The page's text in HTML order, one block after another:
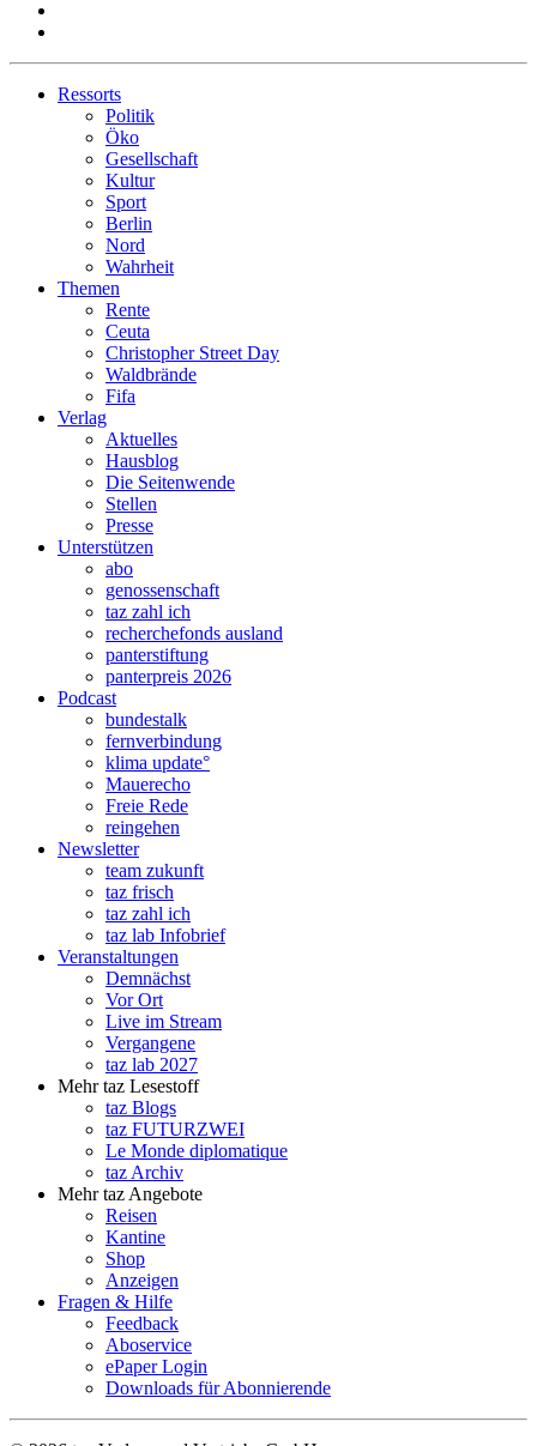
Ressorts
Politik
Öko
Gesellschaft
Kultur
Sport
Berlin
Nord
Wahrheit
Themen
Rente
Ceuta
Christopher Street Day
Waldbrände
Fifa
Verlag
Aktuelles
Hausblog
Die Seitenwende
Stellen
Presse
Unterstützen
abo
genossenschaft
taz zahl ich
recherchefonds ausland
panterstiftung
panterpreis 2026
Podcast
bundestalk
fernverbindung
klima update°
Mauerecho
Freie Rede
reingehen
Newsletter
team zukunft
taz frisch
taz zahl ich
taz lab Infobrief
Veranstaltungen
Demnächst
Vor Ort
Live im Stream
Vergangene
taz lab 2027
Mehr taz Lesestoff
taz Blogs
taz FUTURZWEI
Le Monde diplomatique
taz Archiv
Mehr taz Angebote
Reisen
Kantine
Shop
Anzeigen
Fragen & Hilfe
Feedback
Aboservice
ePaper Login
Downloads für Abonnierende